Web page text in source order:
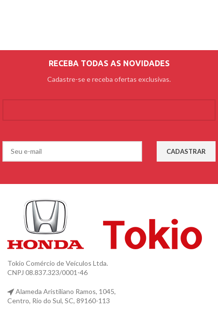
RECEBA TODAS AS NOVIDADES
Cadastre-se e receba ofertas exclusivas.
Tokio Comércio de Veículos Ltda.
CNPJ 08.837.323/0001-46
Alameda Aristiliano Ramos, 1045,
Centro, Rio do Sul, SC, 89160-113